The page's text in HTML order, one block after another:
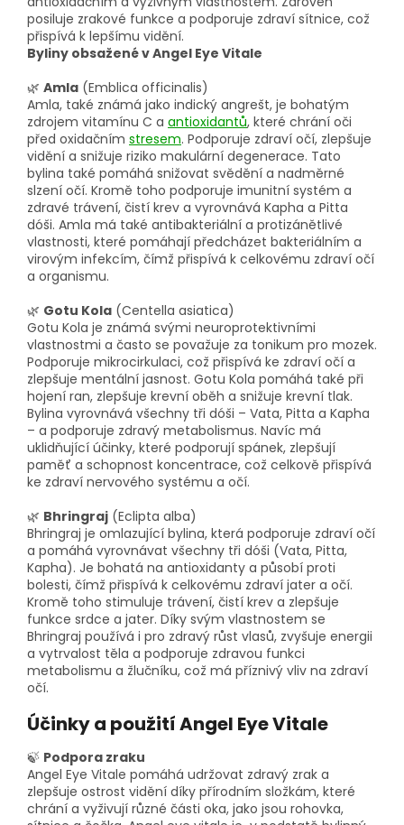
posiluje zrakové funkce a podporuje zdraví sítnice, což
přispívá k lepšímu vidění.
Byliny obsažené v Angel Eye Vitale
🌿 Amla (Emblica officinalis)
Amla, také známá jako indický angrešt, je bohatým
zdrojem vitamínu C a antioxidantů, které chrání oči
před oxidačním stresem. Podporuje zdraví očí, zlepšuje
vidění a snižuje riziko makulární degenerace. Tato
bylina také pomáhá snižovat svědění a nadměrné
slzení očí. Kromě toho podporuje imunitní systém a
zdravé trávení, čistí krev a vyrovnává Kapha a Pitta
dóši. Amla má také antibakteriální a protizánětlivé
vlastnosti, které pomáhají předcházet bakteriálním a
virovým infekcím, čímž přispívá k celkovému zdraví očí
a organismu.
🌿 Gotu Kola (Centella asiatica)
Gotu Kola je známá svými neuroprotektivními
vlastnostmi a často se považuje za tonikum pro mozek.
Podporuje mikrocirkulaci, což přispívá ke zdraví očí a
zlepšuje mentální jasnost. Gotu Kola pomáhá také při
hojení ran, zlepšuje krevní oběh a snižuje krevní tlak.
Bylina vyrovnává všechny tři dóši – Vata, Pitta a Kapha
– a podporuje zdravý metabolismus. Navíc má
uklidňující účinky, které podporují spánek, zlepšují
paměť a schopnost koncentrace, což celkově přispívá
ke zdraví nervového systému a očí.
🌿 Bhringraj (Eclipta alba)
Bhringraj je omlazující bylina, která podporuje zdraví očí
a pomáhá vyrovnávat všechny tři dóši (Vata, Pitta,
Kapha). Je bohatá na antioxidanty a působí proti
bolesti, čímž přispívá k celkovému zdraví jater a očí.
Kromě toho stimuluje trávení, čistí krev a zlepšuje
funkce srdce a jater. Díky svým vlastnostem se
Bhringraj používá i pro zdravý růst vlasů, zvyšuje energii
a vytrvalost těla a podporuje zdravou funkci
metabolismu a žlučníku, což má příznivý vliv na zdraví
očí.
Účinky a použití Angel Eye Vitale
🍃 Podpora zraku
Angel Eye Vitale pomáhá udržovat zdravý zrak a
zlepšuje ostrost vidění díky přírodním složkám, které
chrání a vyživují různé části oka, jako jsou rohovka,